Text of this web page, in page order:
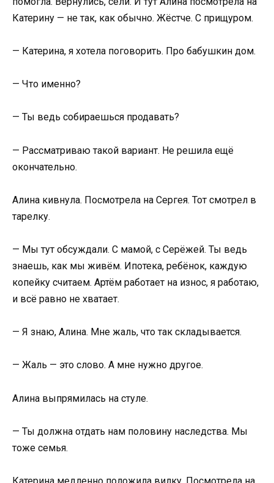
Катерину — не так, как обычно. Жёстче. С прищуром.
— Катерина, я хотела поговорить. Про бабушкин дом.
— Что именно?
— Ты ведь собираешься продавать?
— Рассматриваю такой вариант. Не решила ещё
окончательно.
Алина кивнула. Посмотрела на Сергея. Тот смотрел в
тарелку.
— Мы тут обсуждали. С мамой, с Серёжей. Ты ведь
знаешь, как мы живём. Ипотека, ребёнок, каждую
копейку считаем. Артём работает на износ, я работаю,
и всё равно не хватает.
— Я знаю, Алина. Мне жаль, что так складывается.
— Жаль — это слово. А мне нужно другое.
Алина выпрямилась на стуле.
— Ты должна отдать нам половину наследства. Мы
тоже семья.